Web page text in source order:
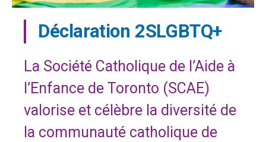
Déclaration 2SLGBTQ+
La Société Catholique de l’Aide à
l’Enfance de Toronto (SCAE)
valorise et célèbre la diversité de
la communauté catholique de